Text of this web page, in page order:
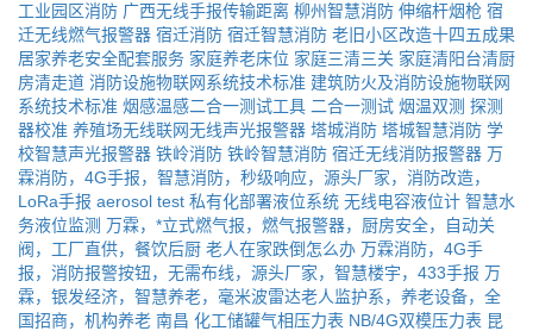
工业园区消防 广西无线手报传输距离 柳州智慧消防 伸缩杆烟枪 宿
迁无线燃气报警器 宿迁消防 宿迁智慧消防 老旧小区改造十四五成果
居家养老安全配套服务 家庭养老床位 家庭三清三关 家庭清阳台清厨
房清走道 消防设施物联网系统技术标准 建筑防火及消防设施物联网
系统技术标准 烟感温感二合一测试工具 二合一测试 烟温双测 探测
器校准 养殖场无线联网无线声光报警器 塔城消防 塔城智慧消防 学
校智慧声光报警器 铁岭消防 铁岭智慧消防 宿迁无线消防报警器 万
霖消防，4G手报，智慧消防，秒级响应，源头厂家，消防改造，
LoRa手报 aerosol test 私有化部署液位系统 无线电容液位计 智慧水
务液位监测 万霖，*立式燃气报，燃气报警器，厨房安全，自动关
阀，工厂直供，餐饮后厨 老人在家跌倒怎么办 万霖消防，4G手
报，消防报警按钮，无需布线，源头厂家，智慧楼宇，433手报 万
霖，银发经济，智慧养老，毫米波雷达老人监护系，养老设备，全
国招商，机构养老 南昌 化工储罐气相压力表 NB/4G双模压力表 昆